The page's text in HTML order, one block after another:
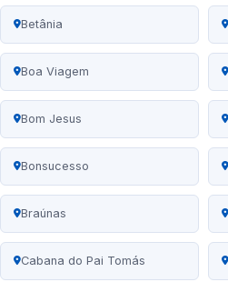
Betânia
Boa Viagem
Bom Jesus
Bonsucesso
Braúnas
Cabana do Pai Tomás